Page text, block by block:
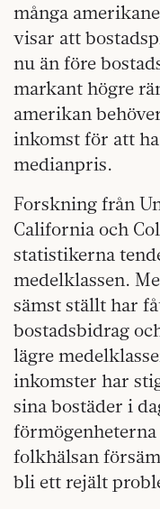
många
visar att
nu än före
markant högre
amerikan
inkomst för att
medianpris.
Forskning från
California och
statistikerna
medelklassen.
sämst ställt har
bostadsbidrag
lägre
inkomster har
sina bostäder i
folkhälsan
bli ett rejält